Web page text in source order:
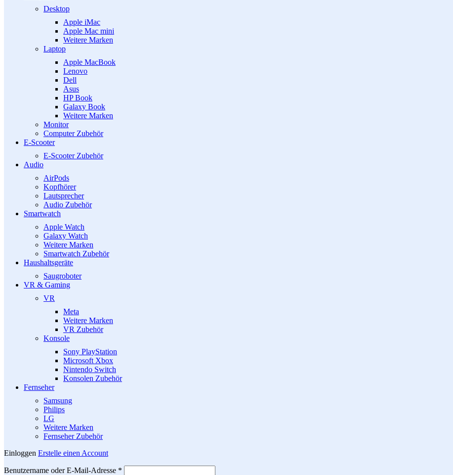
Desktop
Apple iMac
Apple Mac mini
Weitere Marken
Laptop
Apple MacBook
Lenovo
Dell
Asus
HP Book
Galaxy Book
Weitere Marken
Monitor
Computer Zubehör
E-Scooter
E-Scooter Zubehör
Audio
AirPods
Kopfhörer
Lautsprecher
Audio Zubehör
Smartwatch
Apple Watch
Galaxy Watch
Weitere Marken
Smartwatch Zubehör
Haushaltsgeräte
Saugroboter
VR & Gaming
VR
Meta
Weitere Marken
VR Zubehör
Konsole
Sony PlayStation
Microsoft Xbox
Nintendo Switch
Konsolen Zubehör
Fernseher
Samsung
Philips
LG
Weitere Marken
Fernseher Zubehör
Einloggen Erstelle einen Account
Benutzername oder E-Mail-Adresse *